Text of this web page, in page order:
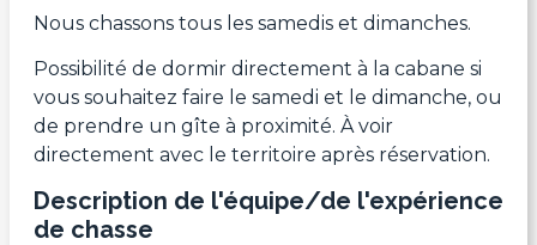
Nous chassons tous les samedis et dimanches.
Possibilité de dormir directement à la cabane si
vous souhaitez faire le samedi et le dimanche, ou
de prendre un gîte à proximité. À voir
directement avec le territoire après réservation.
Description de l'équipe/de l'expérience
de chasse